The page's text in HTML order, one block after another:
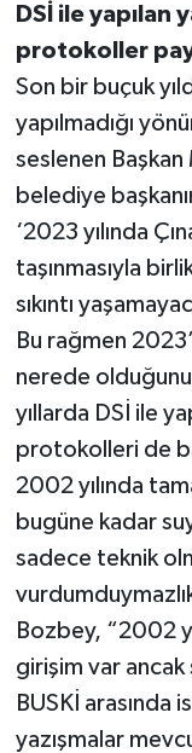
DSİ ile yapılan
protokoller
Son bir buçuk
yapılmadığı
seslenen
belediye
‘2023 yılında
taşınmasıyla
sıkıntı
Bu rağmen
nerede
yıllarda DSİ ile
protokolleri de
2002 yılında
bugüne kadar
sadece teknik
Bozbey, “2002
girişim var ancak
BUSKİ arasında
yazışmalar